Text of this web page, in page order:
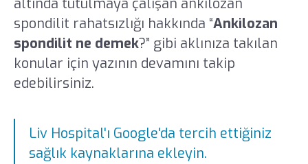
spondilit rahatsızlığı hakkında “Ankilozan
spondilit ne demek?” gibi aklınıza takılan
konular için yazının devamını takip
edebilirsiniz.
Liv Hospital'ı Google'da tercih ettiğiniz
sağlık kaynaklarına ekleyin.